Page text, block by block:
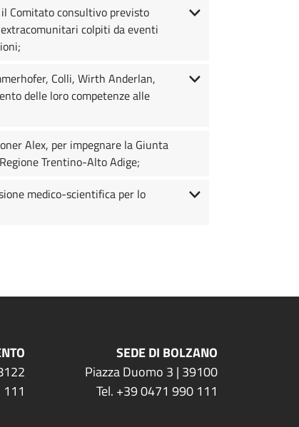
Comitato consultivo previsto
colpiti da eventi
Colli, Wirth Anderlan,
delle loro competenze alle
Alex, per impegnare la Giunta
Trentino-Alto Adige;
medico-scientifica per lo
SEDE DI BOLZANO
Piazza Duomo 3 | 39100
Tel. +39 0471 990 111